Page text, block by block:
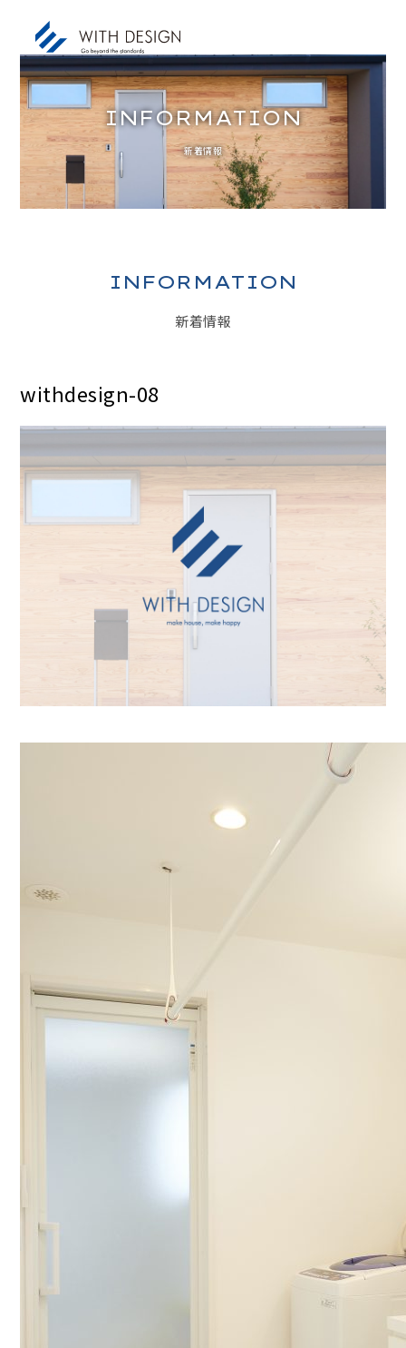
お知らせ / INFORMATION
人生設計 / LIFE PLAN
家づくりのコンセプト / CONCEPT
アフターサービス / AFTER SERVICE
施工事例 / DESIGN IMAGE
INFORMATION
新着情報
INFORMATION
新着情報
withdesign-08